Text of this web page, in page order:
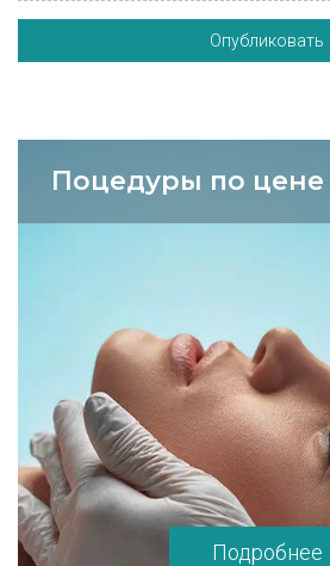
Опубликовать
Поцедуры по цене
Подробнее